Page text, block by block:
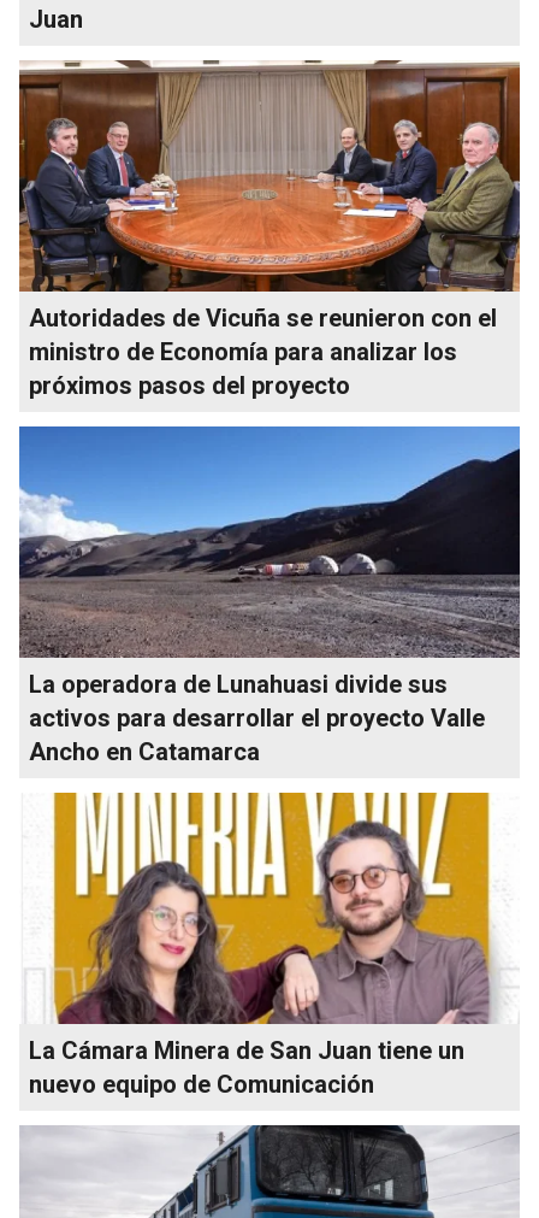
Juan
Autoridades de Vicuña se reunieron con el
ministro de Economía para analizar los
próximos pasos del proyecto
La operadora de Lunahuasi divide sus
activos para desarrollar el proyecto Valle
Ancho en Catamarca
La Cámara Minera de San Juan tiene un
nuevo equipo de Comunicación